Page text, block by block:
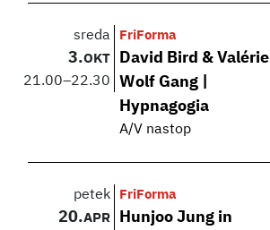
sreda
3.OKT
21.00–22.30
FriForma
David Bird & Valérie
Wolf Gang |
Hypnagogia
A/V nastop
petek
20.APR
FriForma
Hunjoo Jung in